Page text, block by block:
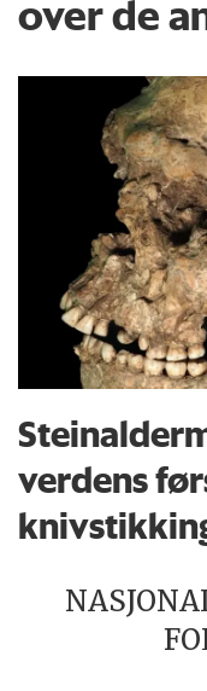
over de
verdens